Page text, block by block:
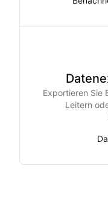
Exportieren Sie
Leitern